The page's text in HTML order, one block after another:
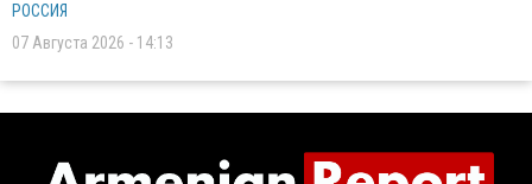
РОССИЯ
07 Августа 2026 - 14:13